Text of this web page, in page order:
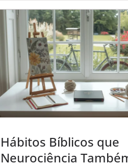
Hábitos Bíblicos que
Neurociência